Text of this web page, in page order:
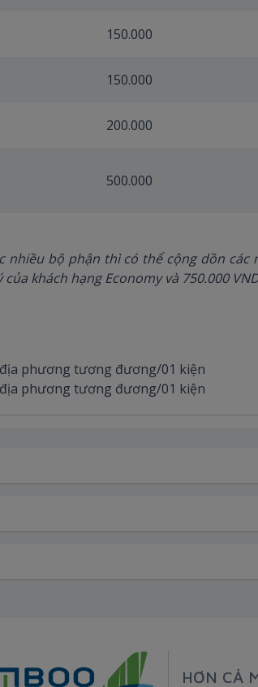
150.000
150.000
200.000
500.000
nhiều bộ phận thì có thể cộng dồn
khách hạng Economy và 750.000
phương tương đương/01 kiện
phương tương đương/01 kiện
HƠN CẢ